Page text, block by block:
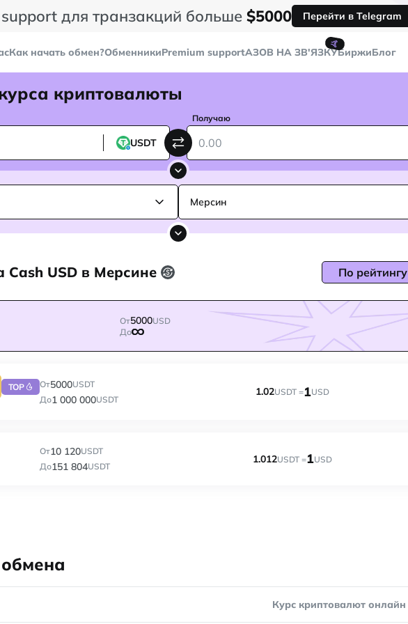
для транзакций больше $5000 Перейти в Telegram
Как начать обмен?ОбменникиPremium support
🤙
AЗОВ НА ЗВ'ЯЗКУБиржиБлог
криптовалюты
USDT
Получаю
Мерсин
Cash USD в Мерсине По рейтингу
От5000USD
До
TOP
От5000USDT
До1 000 000USDT
1.02USDT =1USD
От10 120USDT
До151 804USDT
1.012USDT =1USD
Курс криптовалют онлайн